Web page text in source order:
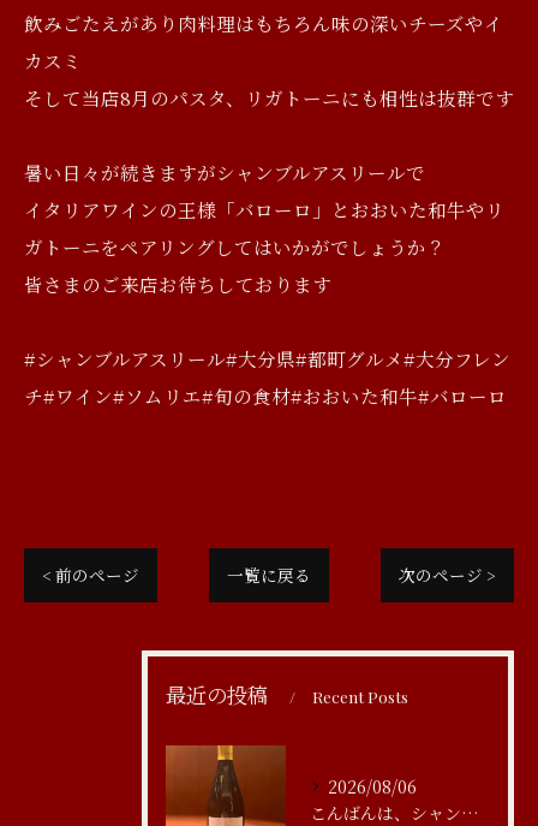
飲みごたえがあり肉料理はもちろん味の深いチーズやイ
カスミ
そして当店8月のパスタ、リガトーニにも相性は抜群です
暑い日々が続きますがシャンブルアスリールで
イタリアワインの王様「バローロ」とおおいた和牛やリ
ガトーニをペアリングしてはいかがでしょうか？
皆さまのご来店お待ちしております
#シャンブルアスリール#大分県#都町グルメ#大分フレン
チ#ワイン#ソムリエ#旬の食材#おおいた和牛#バローロ
< 前のページ 一覧に戻る 次のページ >
最近の投稿 Recent Posts
2026/08/06
こんばんは、シャンブルアスリール清水です